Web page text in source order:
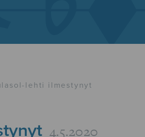
lehti ilmestynyt
4.5.2020